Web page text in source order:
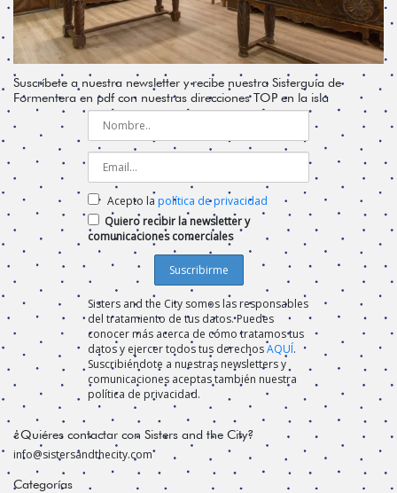
Suscríbete a nuestra newsletter y recibe nuestra Sisterguía de
Formentera en pdf con nuestras direcciones TOP en la isla
Acepto la política de privacidad
Quiero recibir la newsletter y
comunicaciones comerciales
Sisters and the City somos las responsables
del tratamiento de tus datos. Puedes
conocer más acerca de cómo tratamos tus
datos y ejercer todos tus derechosAQUÍ.
Suscribiéndote a nuestras newsletters y
comunicaciones aceptas también nuestra
política de privacidad.
¿Quiéres contactar con Sisters and the City?
info@sistersandthecity.com
Categorías